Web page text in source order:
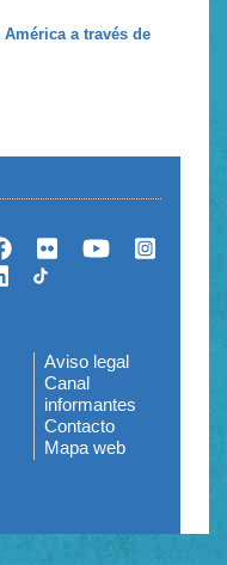
a través de
Menú
del
pie
Aviso legal
Canal
informantes
Contacto
Mapa web